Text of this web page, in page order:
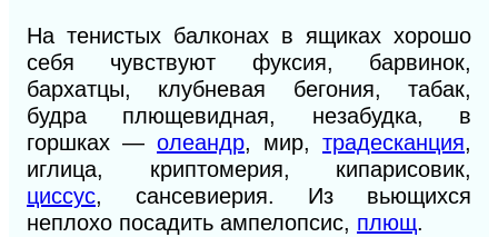
На тенистых балконах в ящиках хорошо
себя чувствуют фуксия, барвинок,
бархатцы, клубневая бегония, табак,
будра плющевидная, незабудка, в
горшках — олеандр, мир, традесканция,
иглица, криптомерия, кипарисовик,
циссус, сансевиерия. Из вьющихся
неплохо посадить ампелопсис, плющ.